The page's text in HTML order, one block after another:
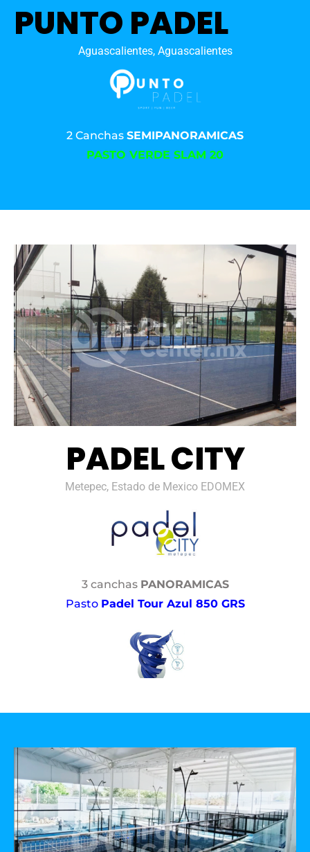
PUNTO PADEL
Aguascalientes, Aguascalientes
2 Canchas SEMIPANORAMICAS
PASTO VERDE SLAM 20
PADEL CITY
Metepec, Estado de Mexico EDOMEX
3 canchas PANORAMICAS
Pasto Padel Tour Azul 850 GRS